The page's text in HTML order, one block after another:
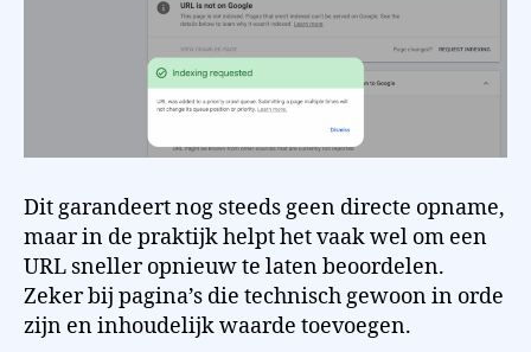
Dit garandeert nog steeds geen directe opname,
maar in de praktijk helpt het vaak wel om een
URL sneller opnieuw te laten beoordelen.
Zeker bij pagina’s die technisch gewoon in orde
zijn en inhoudelijk waarde toevoegen.